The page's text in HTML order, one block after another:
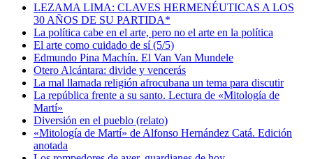
LEZAMA LIMA: CLAVES HERMENÉUTICAS A LOS
30 AÑOS DE SU PARTIDA*
La política cabe en el arte, pero no el arte en la política
El arte como cuidado de sí (5/5)
Edmundo Pina Machín. El Van Van Mundele
Otero Alcántara: divide y vencerás
La mal llamada religión afrocubana un tema para discutir
La república frente a su santo. Lectura de «Mitología de
Martí»
Diversión en el pueblo (relato)
«Mitología de Martí» de Alfonso Hernández Catá. Edición
anotada